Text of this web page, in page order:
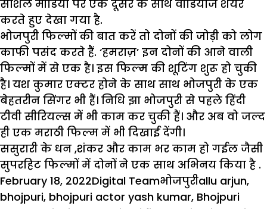
सोशल मीडिया पर एक दूसरे के साथ वीडियोज शेयर
करते हुए देखा गया है.
भोजपुरी फिल्मों की बात करें तो दोनों की जोड़ी को लोग
काफी पसंद करते हैं. ‘हमराज़’ इन दोनों की आने वाली
फिल्मों में से एक है। इस फिल्म की शूटिंग शुरू हो चुकी
है। यश कुमार एक्टर होने के साथ साथ भोजपुरी के एक
बेहतरीन सिंगर भी हैं। निधि झा भोजपुरी से पहले हिंदी
टीवी सीरियल्स में भी काम कर चुकी हैं। और अब वो जल्द
ही एक मराठी फिल्म में भी दिखाई देंगी।
ससुरारी के धन ,शंकर और काम भर काम हो गईल जैसी
सुपरहिट फिल्मों में दोनों ने एक साथ अभिनय किया है .
Posted
on
February 18, 2022Author
Digital TeamCategories
भोजपुरीTags
allu arjun,
bhojpuri, bhojpuri actor yash kumar, Bhojpuri